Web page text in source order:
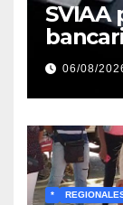
SVIAA
06/08/
*